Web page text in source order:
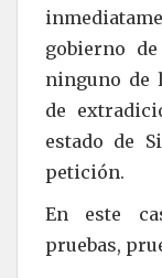
gobierno
ninguno de
de
estado de
petición.
En este
pruebas,